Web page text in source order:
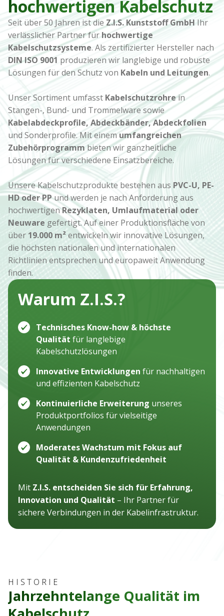
hochwertigen Kabelschutz
Seit über 50 Jahren ist die Z.I.S. Kunststoff GmbH Ihr
verlässlicher Partner fürhochwertige
Kabelschutzsysteme. Als zertifizierter Hersteller nach
DIN ISO 9001 produzieren wir langlebige und robuste
Lösungen für den Schutz von Kabeln und Leitungen.
Unser Sortiment umfasst Kabelschutzrohrein
Stangen-, Bund- und Trommelware sowie
Kabelabdeckprofile, Abdeckbänder, Abdeckfolien
und Sonderprofile. Mit einemumfangreichen
Zubehörprogrammbieten wir ganzheitliche
Lösungen für verschiedene Einsatzbereiche.
Unsere Kabelschutzprodukte bestehen aus PVC-U, PE-
HD oder PPund werden je nach Anforderung aus
hochwertigenRezyklaten, Umlaufmaterial oder
Neuware gefertigt. Auf einer Produktionsfläche von
über 19.000 m²entwickeln wir innovative Lösungen,
die höchsten nationalen und internationalen
Richtlinien entsprechen und europaweit Anwendung
finden.
Warum Z.I.S.?
Technisches Know-how & höchste
Qualität für langlebige
Kabelschutzlösungen
Innovative Entwicklungen für nachhaltigen
und effizienten Kabelschutz
Kontinuierliche Erweiterung unseres
Produktportfolios für vielseitige
Anwendungen
Moderates Wachstum mit Fokus auf
Qualität & Kundenzufriedenheit
Mit Z.I.S. entscheiden Sie sich für Erfahrung,
Innovation und Qualität – Ihr Partner für
sichere Verbindungen in der Kabelinfrastruktur.
HISTORIE
Jahrzehntelange Qualität im